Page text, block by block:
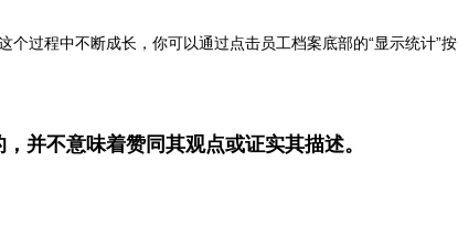
过程中不断成长，你可以通过点击员工档案底部的“显示统计”按
并不意味着赞同其观点或证实其描述。